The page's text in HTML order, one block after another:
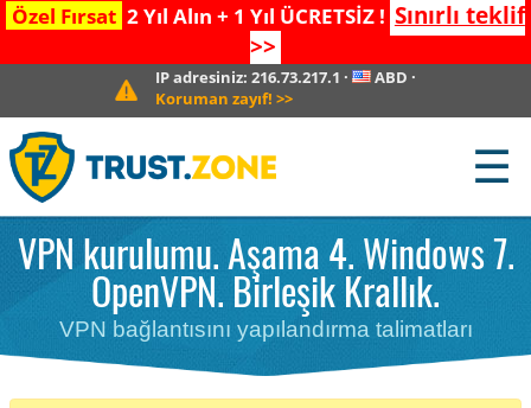
Özel Fırsat 2 Yıl Alın + 1 Yıl ÜCRETSİZ ! Sınırlı teklif
>>
IP adresiniz:216.73.217.1 · ABD ·
Koruman zayıf! >>
☰
VPN kurulumu. Aşama 4. Windows 7.
OpenVPN. Birleşik Krallık.
VPN bağlantısını yapılandırma talimatları